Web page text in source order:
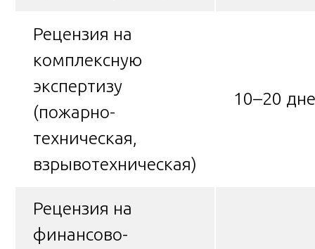
Рецензия на
комплексную
экспертизу
(пожарно-
техническая,
взрывотехническая)
10–20
Рецензия на
финансово-